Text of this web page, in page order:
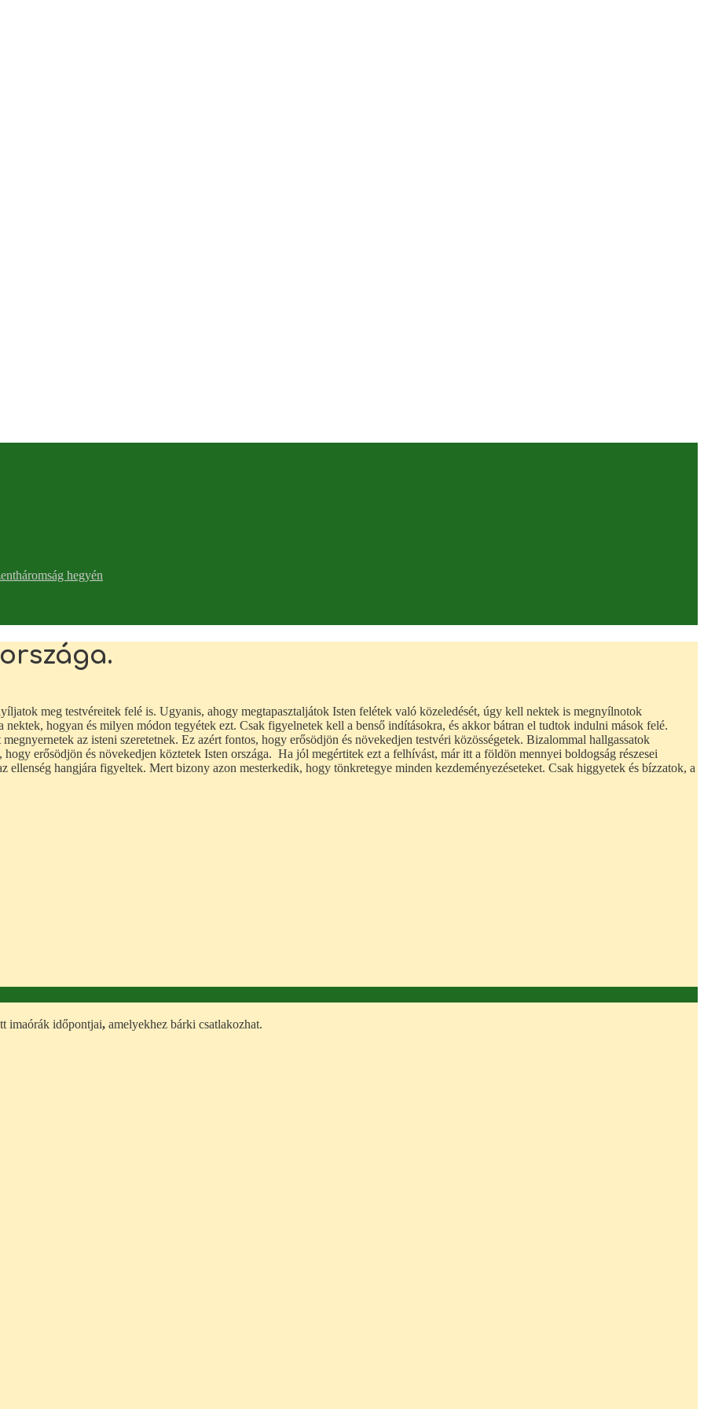
hegyén
meg testvéreitek felé is. Ugyanis, ahogy megtapasztaljátok Isten felétek való közeledését, úgy kell nektek is megnyílnotok
hogyan és milyen módon tegyétek ezt. Csak figyelnetek kell a benső indításokra, és akkor bátran el tudtok indulni mások felé.
az isteni szeretetnek. Ez azért fontos, hogy erősödjön és növekedjen testvéri közösségetek. Bizalommal hallgassatok
erősödjön és növekedjen köztetek Isten országa. Ha jól megértitek ezt a felhívást, már itt a földön mennyei boldogság részesei
ellenség hangjára figyeltek. Mert bizony azon mesterkedik, hogy tönkretegye minden kezdeményezéseteket. Csak higgyetek és bízzatok, a
imaórák időpontjai, amelyekhez bárki csatlakozhat.